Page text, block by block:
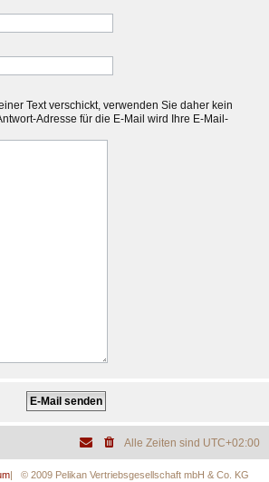
Text verschickt, verwenden Sie daher kein
Adresse für die E-Mail wird Ihre E-Mail-
Alle Zeiten sind UTC+02:00
| © 2009 Pelikan Vertriebsgesellschaft mbH & Co. KG